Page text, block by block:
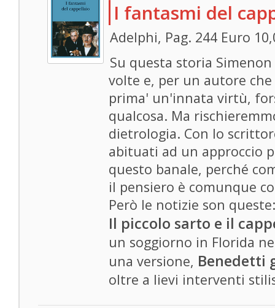
I fantasmi del
Adelphi, Pag. 244 Euro
Su questa storia
volte e, per un autore
prima' un'innata virtù,
qualcosa. Ma
dietrologia. Con lo
abituati ad un approccio
questo banale, perché
il pensiero è comunque
Però le notizie son
Il piccolo sarto e il
un soggiorno in Florida
una versione, Benedetti
oltre a lievi interventi